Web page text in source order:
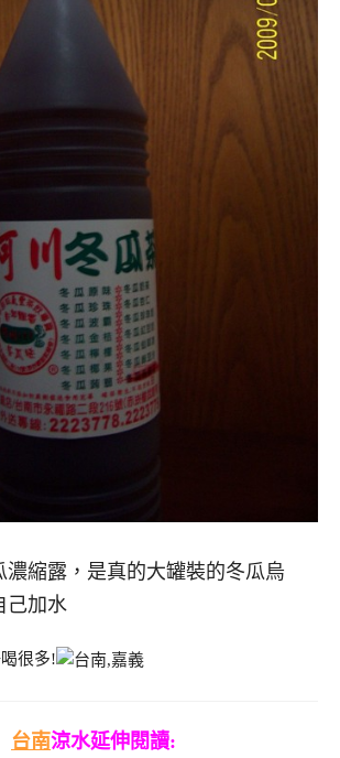
濃縮露，是真的大罐裝的冬瓜烏
己加水
很多!
台南涼水延伸閱讀: